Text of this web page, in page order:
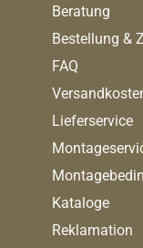
Beratung
Bestellung &
FAQ
Lieferservice
Kataloge
Reklamation